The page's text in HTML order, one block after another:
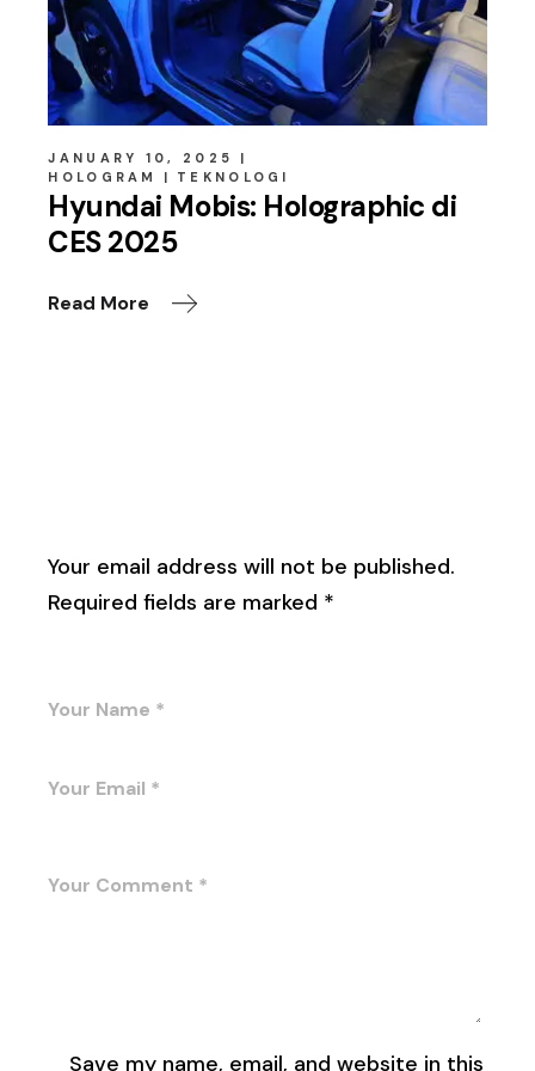
JANUARY 10, 2025
HOLOGRAM
TEKNOLOGI
Hyundai Mobis: Holographic di
CES 2025
Read More
Your email address will not be published.
Required fields are marked *
Save my name, email, and website in this